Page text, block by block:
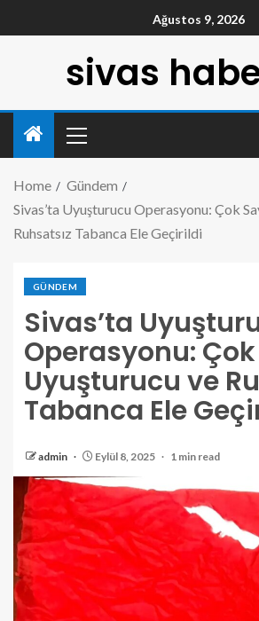
Ağustos 9, 2026
sivas
Home
Gündem
Sivas’ta Uyuşturucu Operasyonu: Çok
Ruhsatsız Tabanca Ele Geçirildi
GÜNDEM
Sivas’ta
Operasyonu: Çok
Uyuşturucu ve
Tabanca Ele
admin Eylül 8, 2025 1 min read